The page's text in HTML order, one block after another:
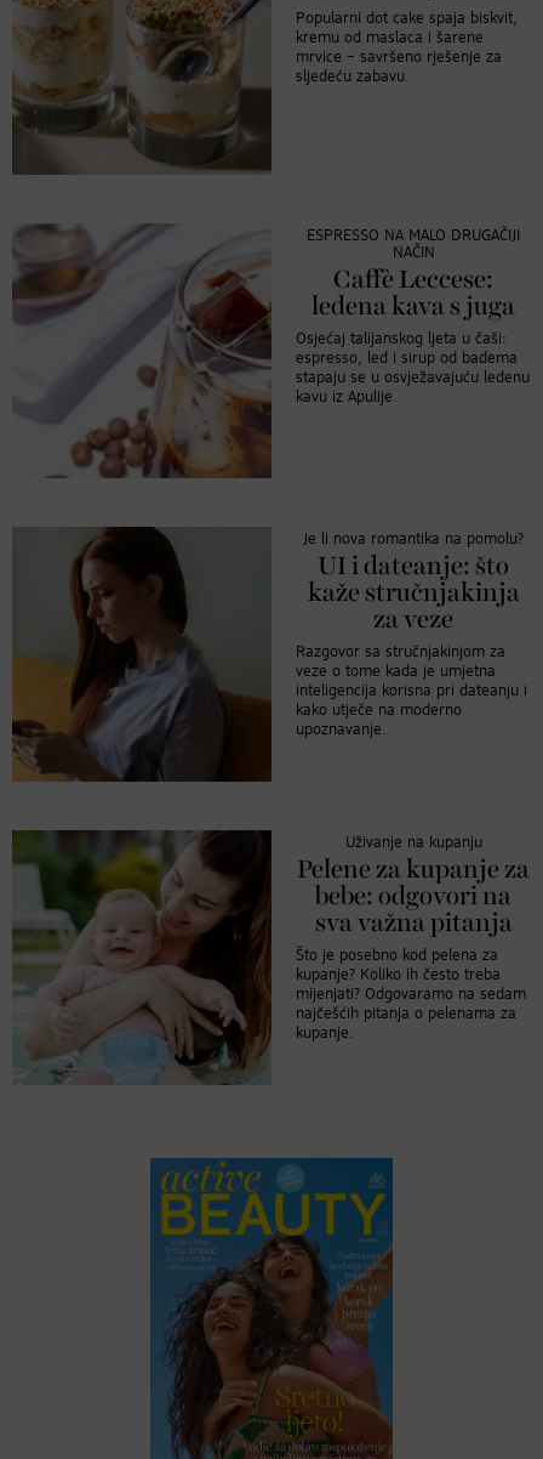
Popularni dot cake spaja biskvit,
kremu od maslaca i šarene
mrvice – savršeno rješenje za
sljedeću zabavu.
ESPRESSO NA MALO DRUGAČIJI
NAČIN
Caffè Leccese:
ledena kava s juga
Osjećaj talijanskog ljeta u čaši:
espresso, led i sirup od badema
stapaju se u osvježavajuću ledenu
kavu iz Apulije.
Je li nova romantika na pomolu?
UI i dateanje: što
kaže stručnjakinja
za veze
Razgovor sa stručnjakinjom za
veze o tome kada je umjetna
inteligencija korisna pri dateanju i
kako utječe na moderno
upoznavanje.
Uživanje na kupanju
Pelene za kupanje za
bebe: odgovori na
sva važna pitanja
Što je posebno kod pelena za
kupanje? Koliko ih često treba
mijenjati? Odgovaramo na sedam
najčešćih pitanja o pelenama za
kupanje.